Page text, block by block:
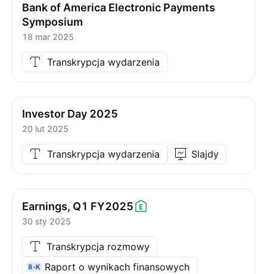
Bank of America Electronic Payments
Symposium
18 mar 2025
Transkrypcja wydarzenia
Investor Day 2025
20 lut 2025
Transkrypcja wydarzenia Slajdy
Earnings, Q1 FY2025
30 sty 2025
Transkrypcja rozmowy
8-K Raport o wynikach finansowych